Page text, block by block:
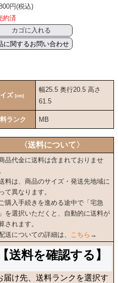
円(税込)
約済
に関するお問い合わせ
ズ (cm)
幅25.5 奥行20.5 高さ
61.5
ランク MB